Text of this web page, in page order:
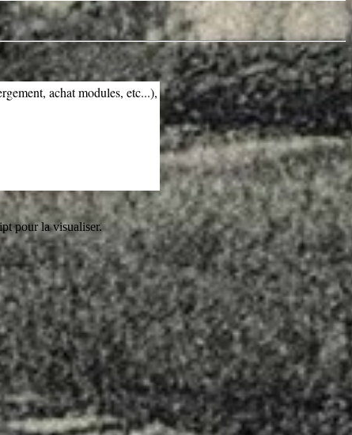
achat modules, etc...),
pour la visualiser.